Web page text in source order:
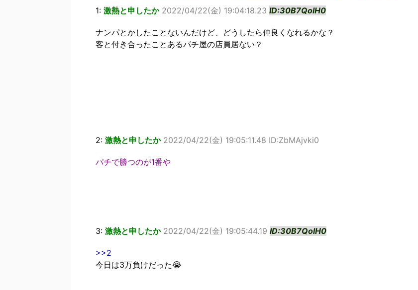
1: 激熱と申したか 2022/04/22(金) 19:04:18.23 ID:30B7QolH0
ナンパとかしたことないんだけど、どうしたら仲良くなれるかな？
客と付き合ったことあるパチ屋の店員居ない？
2: 激熱と申したか 2022/04/22(金) 19:05:11.48 ID:ZbMAjvki0
パチで勝つのが1番や
3: 激熱と申したか 2022/04/22(金) 19:05:44.19 ID:30B7QolH0
>>2
今日は3万負けだった😭